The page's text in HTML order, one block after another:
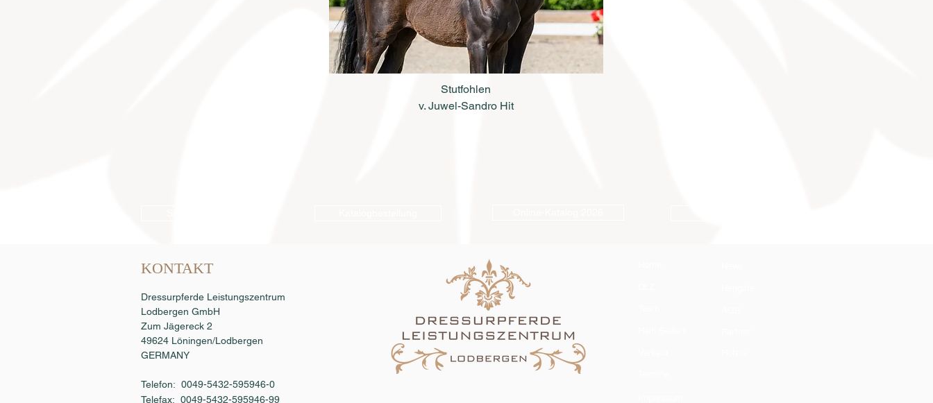
Stutfohlen
v. Juwel-Sandro Hit
KONTAKT
Dressurpferde Leistungszentrum
Lodbergen GmbH
Zum Jägereck 2
49624 Löningen/Lodbergen
GERMANY
Telefon: 0049-5432-595946-0
Telefax: 0049-5432-595946-99